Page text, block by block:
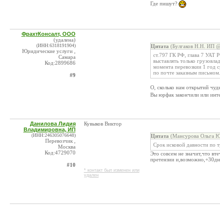
Где пишут?
ФрахтКонсалт, ООО
(удалена)
(ИНН:6318191904)
Юридические услуги ,
Самара
Код:2899686
#9
Цитата (Булгаков Н.Н. ИП
ст.797 ГК РФ, глава 7 УАТ
выставлять только
момента перевозкии 1 год
по почте заказным письмом.
О, сколько нам открытий
Вы юрфак закончили или
Данилова Лидия
Владимировна, ИП
(ИНН:246305076648)
Перевозчик ,
Москва
Код:4729070
#10
Кувыков Виктор
* контакт был изменен или
удален
Цитата (Мансурова Ольга
Срок исковой давности по
Это совсем не значит,что
претензии